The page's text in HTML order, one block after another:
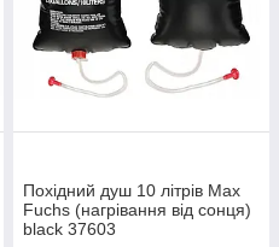
Похідний душ 10 літрів Max
Fuchs (нагрівання від сонця)
black 37603